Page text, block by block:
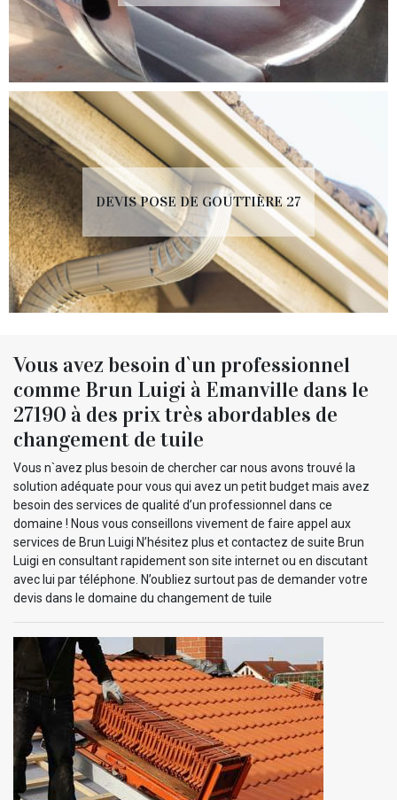
DEVIS POSE DE GOUTTIÈRE 27
Vous avez besoin d`un professionnel
comme Brun Luigi à Emanville dans le
27190 à des prix très abordables de
changement de tuile
Vous n`avez plus besoin de chercher car nous avons trouvé la
solution adéquate pour vous qui avez un petit budget mais avez
besoin des services de qualité d’un professionnel dans ce
domaine ! Nous vous conseillons vivement de faire appel aux
services de Brun Luigi N’hésitez plus et contactez de suite Brun
Luigi en consultant rapidement son site internet ou en discutant
avec lui par téléphone. N’oubliez surtout pas de demander votre
devis dans le domaine du changement de tuile